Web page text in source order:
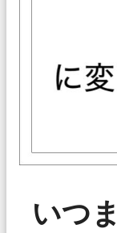
いつ